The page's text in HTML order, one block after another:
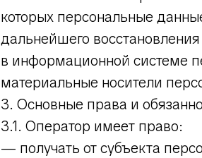
которых персональные
дальнейшего
в информационной системе
материальные носители
3. Основные права и
3.1. Оператор имеет право:
— получать от субъекта